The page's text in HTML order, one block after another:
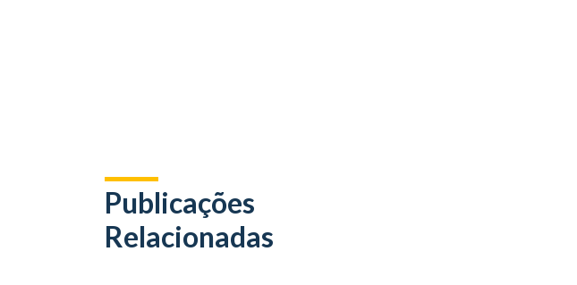
Publicações
Relacionadas